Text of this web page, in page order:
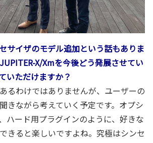
サイザのモデル追加という話もありま
X/Xmを今後どう発展させてい
いただけますか？
るわけではありませんが、ユーザーの
きながら考えていく予定です。オプシ
ハード用プラグインのように、好きな
きると楽しいですよね。究極はシンセ